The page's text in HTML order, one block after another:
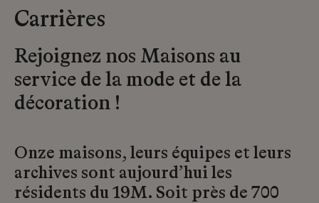
Carrières
Rejoignez nos Maisons au
service de la mode et de la
décoration !
Onze maisons, leurs équipes et leurs
archives sont aujourd’hui les
résidents du 19M. Soit près de 700